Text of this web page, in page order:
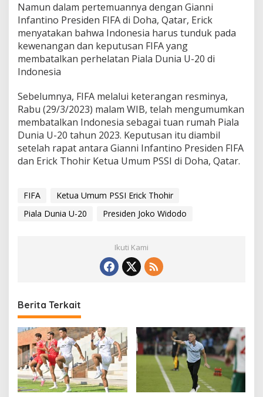
Namun dalam pertemuannya dengan Gianni
Infantino Presiden FIFA di Doha, Qatar, Erick
menyatakan bahwa Indonesia harus tunduk pada
kewenangan dan keputusan FIFA yang
membatalkan perhelatan Piala Dunia U-20 di
Indonesia
Sebelumnya, FIFA melalui keterangan resminya,
Rabu (29/3/2023) malam WIB, telah mengumumkan
membatalkan Indonesia sebagai tuan rumah Piala
Dunia U-20 tahun 2023. Keputusan itu diambil
setelah rapat antara Gianni Infantino Presiden FIFA
dan Erick Thohir Ketua Umum PSSI di Doha, Qatar.
FIFA
Ketua Umum PSSI Erick Thohir
Piala Dunia U-20
Presiden Joko Widodo
Ikuti Kami
Berita Terkait